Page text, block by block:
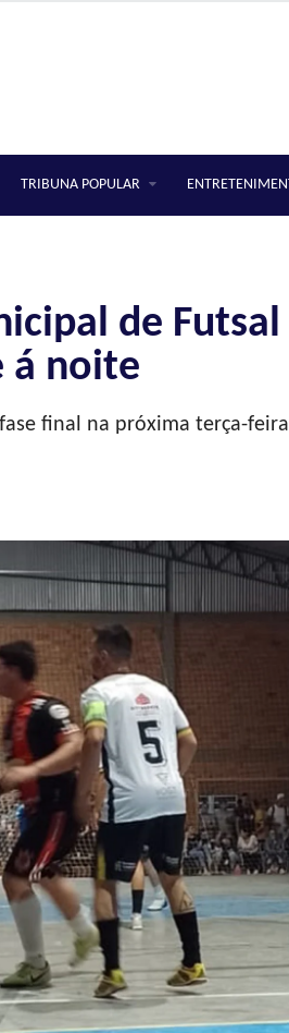
TRIBUNA POPULAR
de
á noite
final na próxima terça-